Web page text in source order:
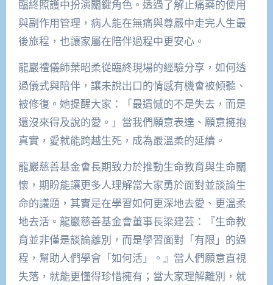
臨終照護中扮演關鍵角色。透過了解止痛藥的使用
與副作用管理，病人能在無痛與尊嚴中走完人生最
後旅程，也讓家屬在陪伴過程中更安心。
龍巖禮儀師葉昭柔從臨終現場的經驗分享，如何透
過儀式與陪伴，讓未說出口的情感有機會被傾聽、
被修復。她提醒大家：「最遺憾的不是失去，而是
還沒來得及說的愛。」當我們願意表達、願意擁抱
真實，愛就能跨越生死，成為最溫柔的延續。
龍巖慈善基金會長期致力於推動生命教育與生命關
懷，期盼能讓更多人理解當大家勇於面對並談論生
命的議題，其實是在學習如何更深地去愛、更溫柔
地去活。龍巖慈善基金會董事長梁建芸：『生命教
育並非僅是談論離別，而是學習面對「有限」的過
程，幫助人們學會「如何活」。』當人們願意直視
失落，就能更懂得珍惜擁有；當大家理解離別，就